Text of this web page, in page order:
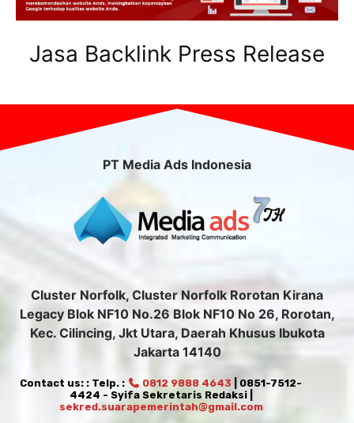
Jasa Backlink Press Release
PT Media Ads Indonesia
Cluster Norfolk, Cluster Norfolk Rorotan Kirana
Legacy Blok NF10 No.26 Blok NF10 No 26, Rorotan,
Kec. Cilincing, Jkt Utara, Daerah Khusus Ibukota
Jakarta 14140
Contact us: : Telp. : 0812 9888 4643 | 0851-7512-
4424 - Syifa Sekretaris Redaksi |
sekred.suarapemerintah@gmail.com